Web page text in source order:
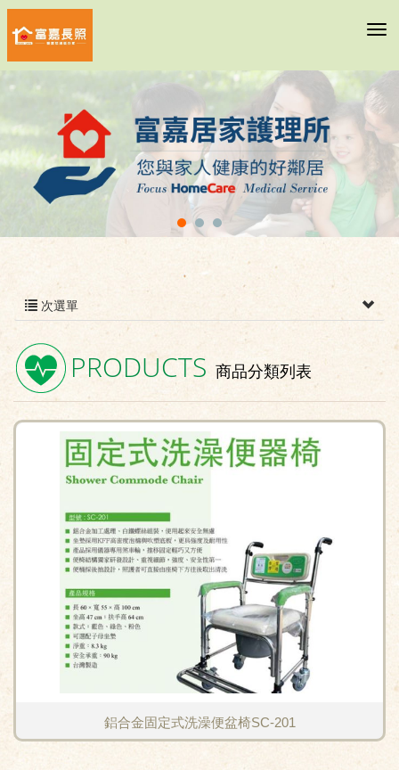
次選單
PRODUCTS 商品分類列表
鋁合金固定式洗澡便盆椅SC-201